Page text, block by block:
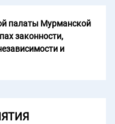
палаты Мурманской
законности,
и